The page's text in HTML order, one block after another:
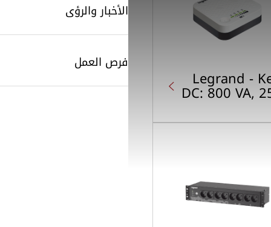
الأخبار والرؤى
فرص العمل
SearchButtonText
Legrand -
DC: 800 VA,